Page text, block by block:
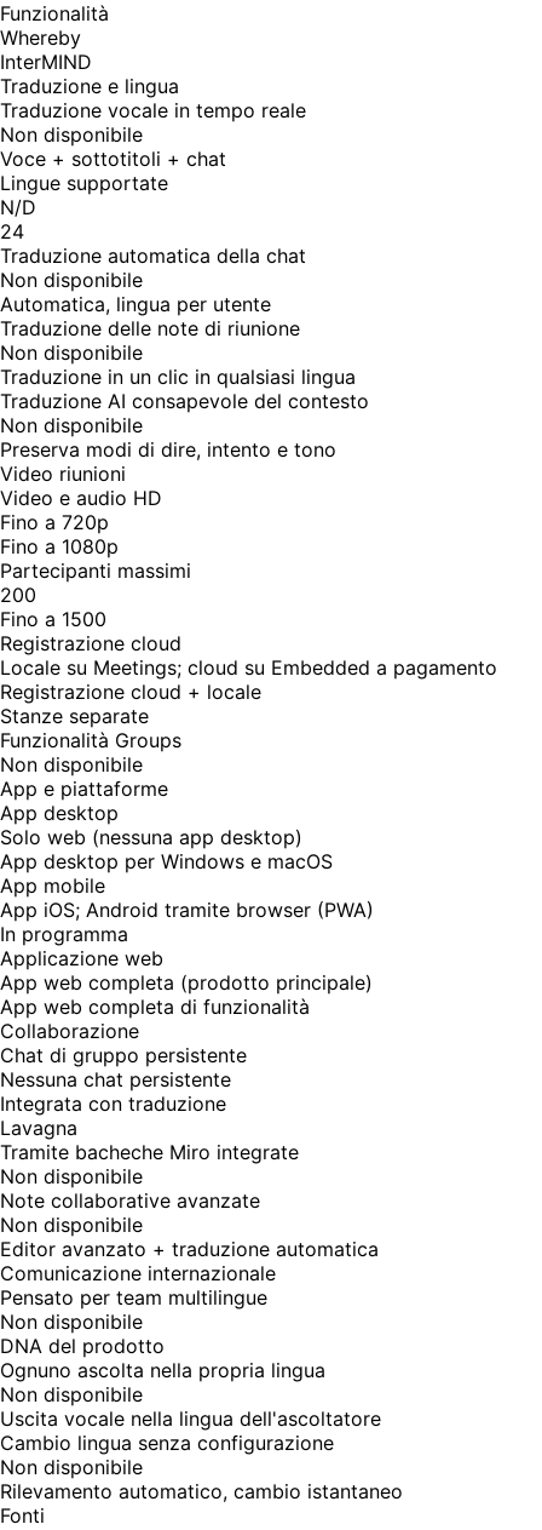
Funzionalità
Whereby
InterMIND
Traduzione e lingua
Traduzione vocale in tempo reale
Non disponibile
Voce + sottotitoli + chat
Lingue supportate
N/D
24
Traduzione automatica della chat
Non disponibile
Automatica, lingua per utente
Traduzione delle note di riunione
Non disponibile
Traduzione in un clic in qualsiasi lingua
Traduzione AI consapevole del contesto
Non disponibile
Preserva modi di dire, intento e tono
Video riunioni
Video e audio HD
Fino a 720p
Fino a 1080p
Partecipanti massimi
200
Fino a 1500
Registrazione cloud
Locale su Meetings; cloud su Embedded a pagamento
Registrazione cloud + locale
Stanze separate
Funzionalità Groups
Non disponibile
App e piattaforme
App desktop
Solo web (nessuna app desktop)
App desktop per Windows e macOS
App mobile
App iOS; Android tramite browser (PWA)
In programma
Applicazione web
App web completa (prodotto principale)
App web completa di funzionalità
Collaborazione
Chat di gruppo persistente
Nessuna chat persistente
Integrata con traduzione
Lavagna
Tramite bacheche Miro integrate
Non disponibile
Note collaborative avanzate
Non disponibile
Editor avanzato + traduzione automatica
Comunicazione internazionale
Pensato per team multilingue
Non disponibile
DNA del prodotto
Ognuno ascolta nella propria lingua
Non disponibile
Uscita vocale nella lingua dell'ascoltatore
Cambio lingua senza configurazione
Non disponibile
Rilevamento automatico, cambio istantaneo
Fonti